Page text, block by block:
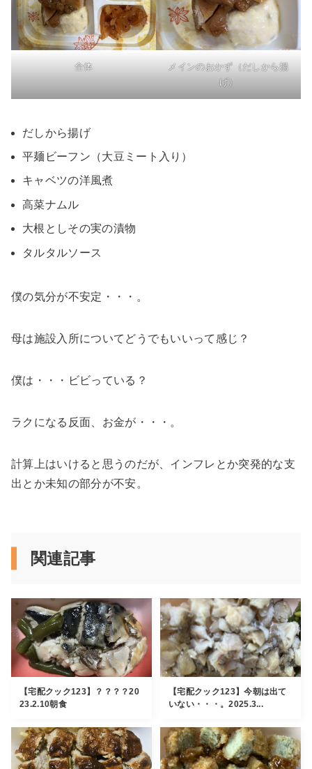
全体
メインのおかず（だしから揚
げ）
だしから揚げ
平麺ビーフン（大豆ミート入り）
キャベツの洋風煮
高菜ナムル
大根としその実の漬物
タルタルソース
僕の気分が不安定・・・。
母は施設入所についてどうでもいいって感じ？
僕は・・・ビビっている？
ラクになる反面、お金が・・・。
計算上はいけると思うのだが、インフレとか突発的な支
出とか未知の部分が不安。
関連記事
【宅配クック123】？？？？20
23.2.10朝食
【宅配クック123】今朝は出て
いない・・・。2025.3...